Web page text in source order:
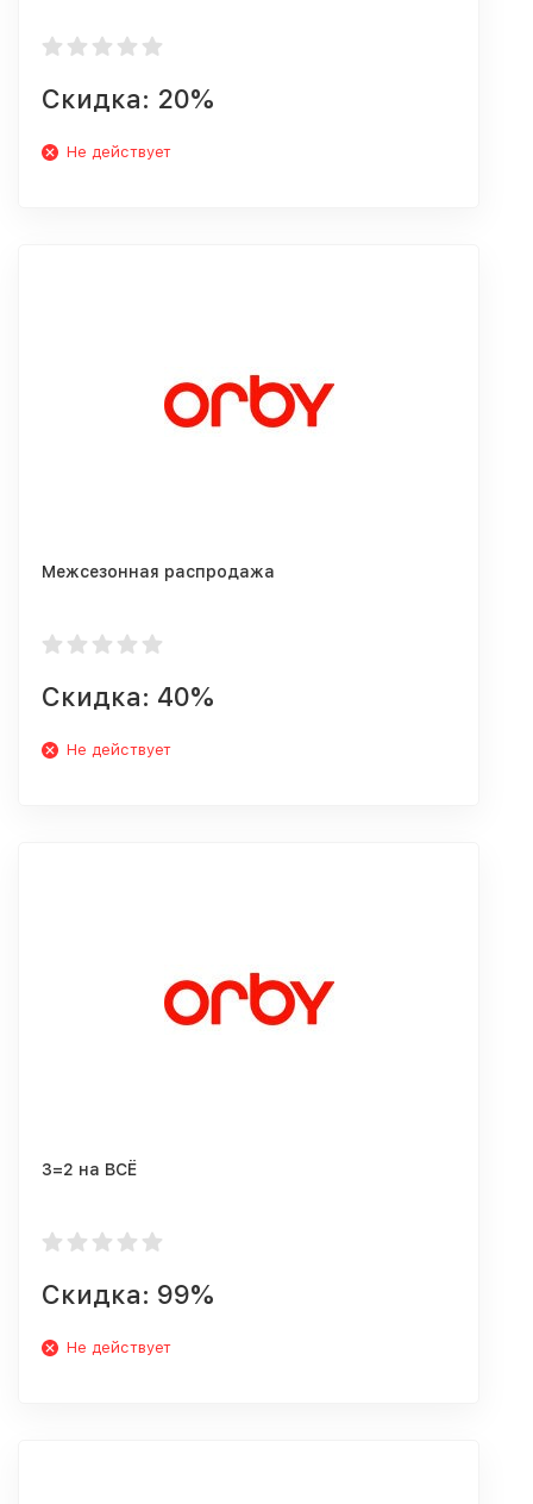
Скидка: 20%
Не действует
Межсезонная распродажа
Скидка: 40%
Не действует
3=2 на ВСЁ
Скидка: 99%
Не действует